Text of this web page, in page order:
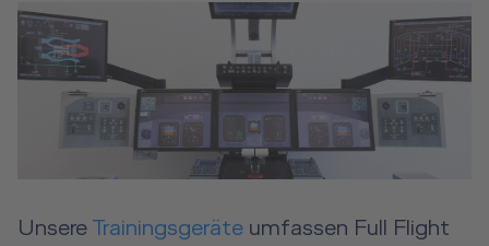
Unsere Trainingsgeräte umfassen Full Flight